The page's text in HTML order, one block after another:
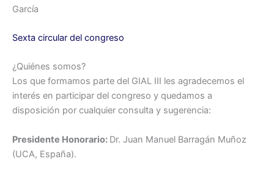
García
Sexta circular del congreso
¿Quiénes somos?
Los que formamos parte del GIAL III les agradecemos el
interés en participar del congreso y quedamos a
disposición por cualquier consulta y sugerencia:
Presidente Honorario: Dr. Juan Manuel Barragán Muñoz
(UCA, España).